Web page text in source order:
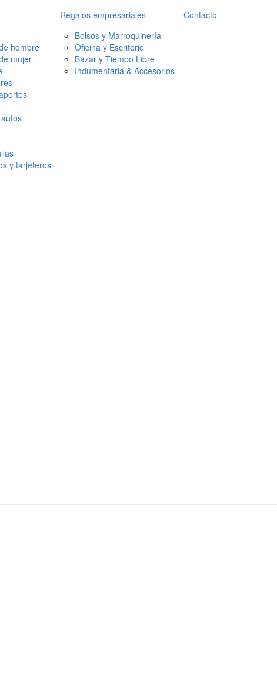
hombre
mujer
y tarjeteros
Regalos empresariales
Bolsos y Marroquinería
Oficina y Escritorio
Bazar y Tiempo Libre
Indumentaria & Accesorios
Contacto